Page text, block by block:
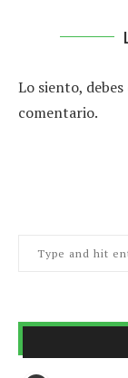
Lo siento,
comentario.